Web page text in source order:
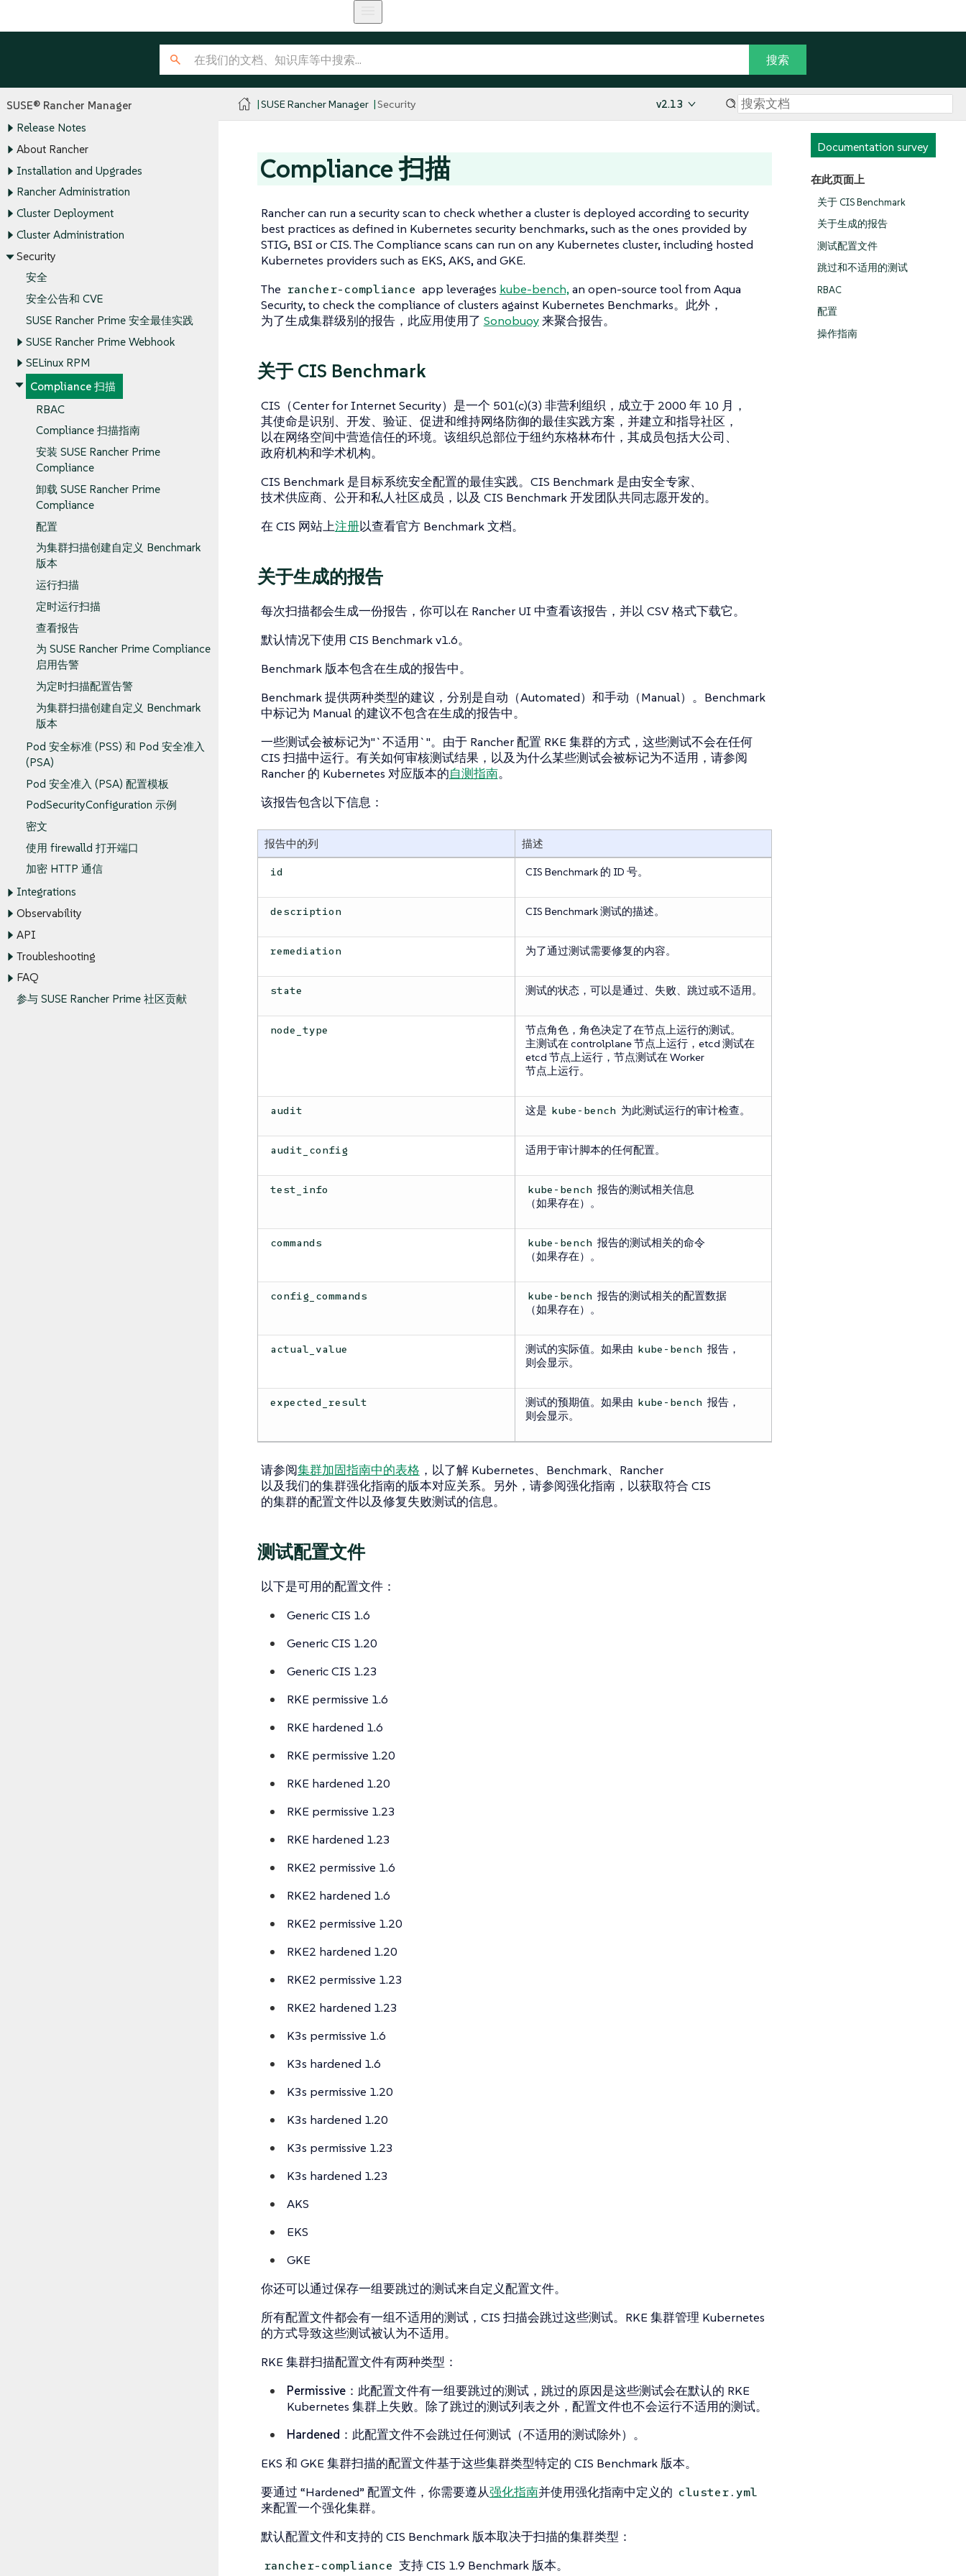
SUSE® Rancher Manager
Release Notes
About Rancher
Installation and Upgrades
Rancher Administration
Cluster Deployment
Cluster Administration
Security
安全
安全公告和 CVE
SUSE Rancher Prime 安全最佳实践
SUSE Rancher Prime Webhook
SELinux RPM
Compliance 扫描
RBAC
Compliance 扫描指南
安装 SUSE Rancher Prime
Compliance
卸载 SUSE Rancher Prime
Compliance
配置
为集群扫描创建自定义 Benchmark
版本
运行扫描
定时运行扫描
查看报告
为 SUSE Rancher Prime Compliance
启用告警
为定时扫描配置告警
为集群扫描创建自定义 Benchmark
版本
Pod 安全标准 (PSS) 和 Pod 安全准入
(PSA)
Pod 安全准入 (PSA) 配置模板
PodSecurityConfiguration 示例
密文
使用 firewalld 打开端口
加密 HTTP 通信
Integrations
Observability
API
Troubleshooting
FAQ
参与 SUSE Rancher Prime 社区贡献
SUSE Rancher Manager Security v2.13
Documentation survey
在此页面上
关于 CIS Benchmark
关于生成的报告
测试配置文件
跳过和不适用的测试
RBAC
配置
操作指南
Compliance 扫描
Rancher can run a security scan to check whether a cluster is deployed according to security
best practices as defined in Kubernetes security benchmarks, such as the ones provided by
STIG, BSI or CIS. The Compliance scans can run on any Kubernetes cluster, including hosted
Kubernetes providers such as EKS, AKS, and GKE.
The rancher-compliance app leverages kube-bench,an open-source tool from Aqua
Security, to check the compliance of clusters against Kubernetes Benchmarks。此外，
为了生成集群级别的报告，此应用使用了 Sonobuoy来聚合报告。
关于 CIS Benchmark
CIS（Center for Internet Security）是一个 501(c)(3) 非营利组织，成立于 2000 年 10 月，
其使命是识别、开发、验证、促进和维持网络防御的最佳实践方案，并建立和指导社区，
以在网络空间中营造信任的环境。该组织总部位于纽约东格林布什，其成员包括大公司、
政府机构和学术机构。
CIS Benchmark 是目标系统安全配置的最佳实践。CIS Benchmark 是由安全专家、
技术供应商、公开和私人社区成员，以及 CIS Benchmark 开发团队共同志愿开发的。
在 CIS 网站上注册以查看官方 Benchmark 文档。
关于生成的报告
每次扫描都会生成一份报告，你可以在 Rancher UI 中查看该报告，并以 CSV 格式下载它。
默认情况下使用 CIS Benchmark v1.6。
Benchmark 版本包含在生成的报告中。
Benchmark 提供两种类型的建议，分别是自动（Automated）和手动（Manual）。Benchmark
中标记为 Manual 的建议不包含在生成的报告中。
一些测试会被标记为"`不适用`"。由于 Rancher 配置 RKE 集群的方式，这些测试不会在任何
CIS 扫描中运行。有关如何审核测试结果，以及为什么某些测试会被标记为不适用，请参阅
Rancher 的 Kubernetes 对应版本的自测指南。
该报告包含以下信息：
报告中的列 描述
id CIS Benchmark 的 ID 号。
description CIS Benchmark 测试的描述。
remediation 为了通过测试需要修复的内容。
state 测试的状态，可以是通过、失败、跳过或不适用。
node_type
节点角色，角色决定了在节点上运行的测试。
主测试在 controlplane 节点上运行，etcd 测试在
etcd 节点上运行，节点测试在 Worker
节点上运行。
audit 这是 kube-bench 为此测试运行的审计检查。
audit_config 适用于审计脚本的任何配置。
test_info kube-bench 报告的测试相关信息
（如果存在）。
commands kube-bench 报告的测试相关的命令
（如果存在）。
config_commands kube-bench 报告的测试相关的配置数据
（如果存在）。
actual_value 测试的实际值。如果由 kube-bench 报告，
则会显示。
expected_result 测试的预期值。如果由 kube-bench 报告，
则会显示。
请参阅集群加固指南中的表格 ，以了解 Kubernetes、Benchmark、Rancher
以及我们的集群强化指南的版本对应关系。另外，请参阅强化指南，以获取符合 CIS
的集群的配置文件以及修复失败测试的信息。
测试配置文件
以下是可用的配置文件：
Generic CIS 1.6
Generic CIS 1.20
Generic CIS 1.23
RKE permissive 1.6
RKE hardened 1.6
RKE permissive 1.20
RKE hardened 1.20
RKE permissive 1.23
RKE hardened 1.23
RKE2 permissive 1.6
RKE2 hardened 1.6
RKE2 permissive 1.20
RKE2 hardened 1.20
RKE2 permissive 1.23
RKE2 hardened 1.23
K3s permissive 1.6
K3s hardened 1.6
K3s permissive 1.20
K3s hardened 1.20
K3s permissive 1.23
K3s hardened 1.23
AKS
EKS
GKE
你还可以通过保存一组要跳过的测试来自定义配置文件。
所有配置文件都会有一组不适用的测试，CIS 扫描会跳过这些测试。RKE 集群管理 Kubernetes
的方式导致这些测试被认为不适用。
RKE 集群扫描配置文件有两种类型：
Permissive：此配置文件有一组要跳过的测试，跳过的原因是这些测试会在默认的 RKE
Kubernetes 集群上失败。除了跳过的测试列表之外，配置文件也不会运行不适用的测试。
Hardened ：此配置文件不会跳过任何测试（不适用的测试除外）。
EKS 和 GKE 集群扫描的配置文件基于这些集群类型特定的 CIS Benchmark 版本。
要通过 “Hardened” 配置文件，你需要遵从强化指南并使用强化指南中定义的 cluster.yml
来配置一个强化集群。
默认配置文件和支持的 CIS Benchmark 版本取决于扫描的集群类型：
rancher-compliance 支持 CIS 1.9 Benchmark 版本。